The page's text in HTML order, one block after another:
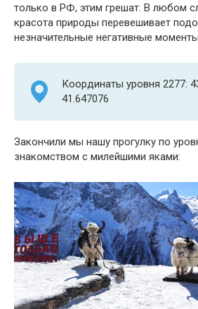
только в РФ, этим грешат. В любом
красота природы перевешивает
незначительные негативные
Координаты уровня 2277:
41.647076
Закончили мы нашу прогулку по
знакомством с милейшими яками: